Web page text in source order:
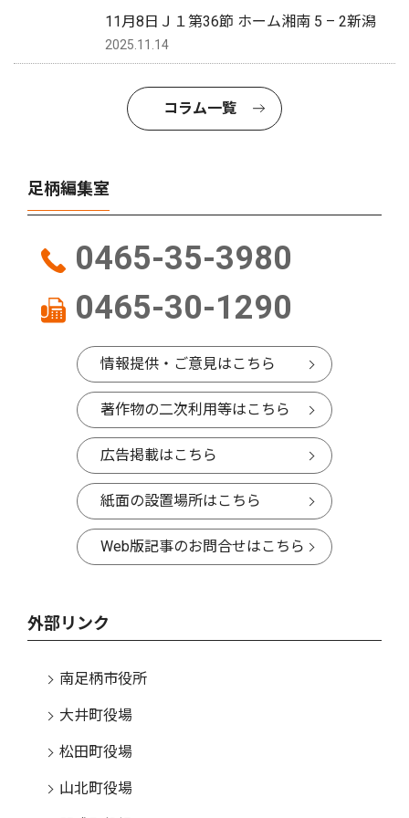
11月8日Ｊ１第36節 ホーム湘南 5 – 2新潟
2025.11.14
コラム一覧
足柄編集室
0465-35-3980
0465-30-1290
情報提供・ご意見はこちら
著作物の二次利用等はこちら
広告掲載はこちら
紙面の設置場所はこちら
Web版記事のお問合せはこちら
外部リンク
南足柄市役所
大井町役場
松田町役場
山北町役場